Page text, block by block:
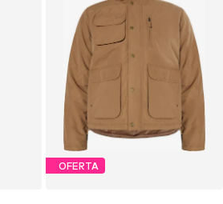
OFERTA